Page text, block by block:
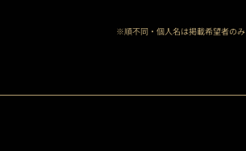
※順不同・個人名は掲載希望者のみ